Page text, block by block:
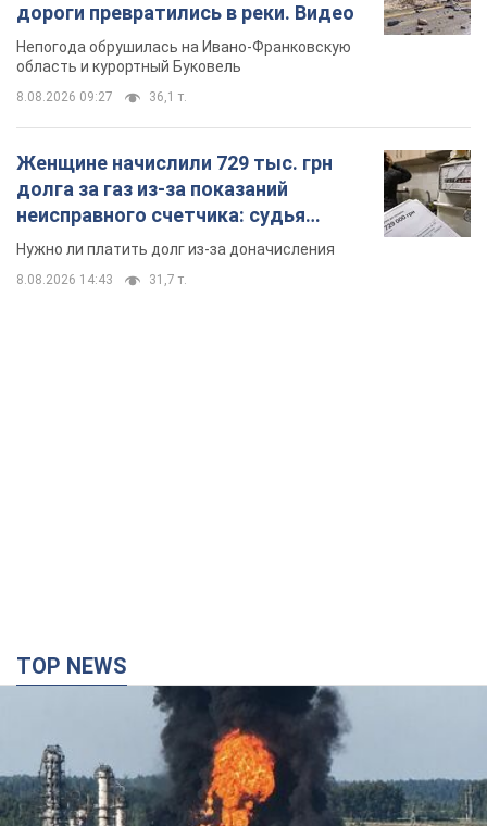
дороги превратились в реки. Видео
Непогода обрушилась на Ивано-Франковскую
область и курортный Буковель
8.08.2026 09:27 36,1 т.
Женщине начислили 729 тыс. грн
долга за газ из-за показаний
неисправного счетчика: судья
вынес неожиданное решение
Нужно ли платить долг из-за доначисления
8.08.2026 14:43 31,7 т.
TOP NEWS